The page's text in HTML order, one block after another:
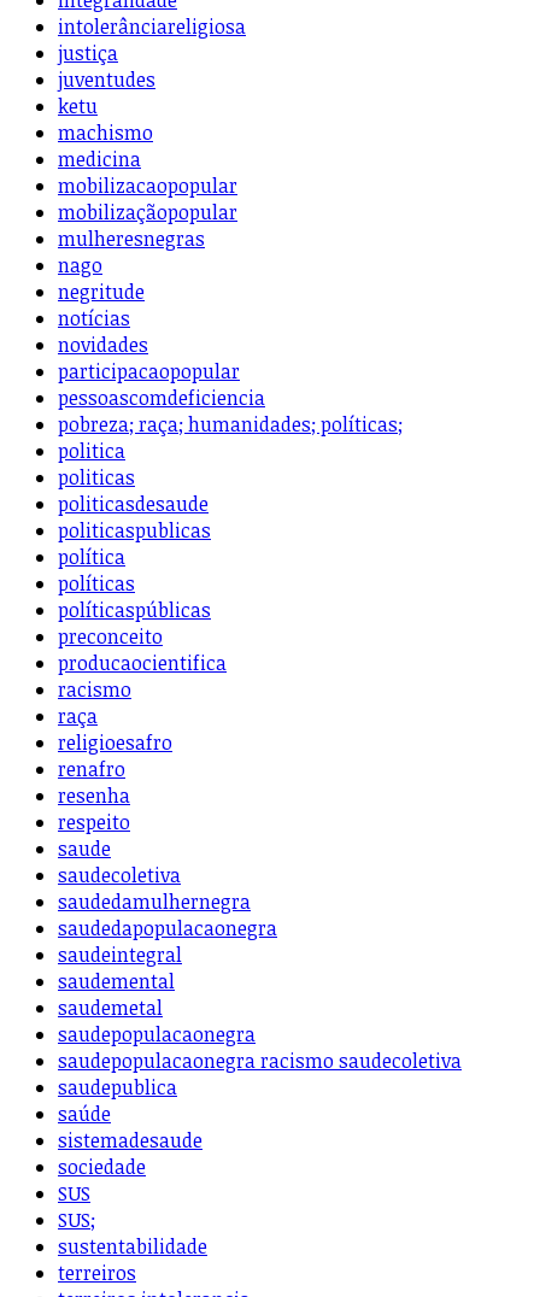
intolerânciareligiosa
justiça
juventudes
ketu
machismo
medicina
mobilizacaopopular
mobilizaçãopopular
mulheresnegras
nago
negritude
notícias
novidades
participacaopopular
pessoascomdeficiencia
pobreza; raça; humanidades; políticas;
politica
politicas
politicasdesaude
politicaspublicas
política
políticas
políticaspúblicas
preconceito
producaocientifica
racismo
raça
religioesafro
renafro
resenha
respeito
saude
saudecoletiva
saudedamulhernegra
saudedapopulacaonegra
saudeintegral
saudemental
saudemetal
saudepopulacaonegra
saudepopulacaonegra racismo saudecoletiva
saudepublica
saúde
sistemadesaude
sociedade
SUS
SUS;
sustentabilidade
terreiros